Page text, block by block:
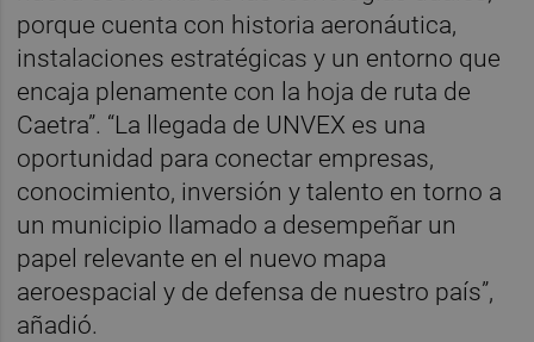
porque cuenta con historia aeronáutica,
instalaciones estratégicas y un entorno que
encaja plenamente con la hoja de ruta de
Caetra”. “La llegada de UNVEX es una
oportunidad para conectar empresas,
conocimiento, inversión y talento en torno a
un municipio llamado a desempeñar un
papel relevante en el nuevo mapa
aeroespacial y de defensa de nuestro país”,
añadió.